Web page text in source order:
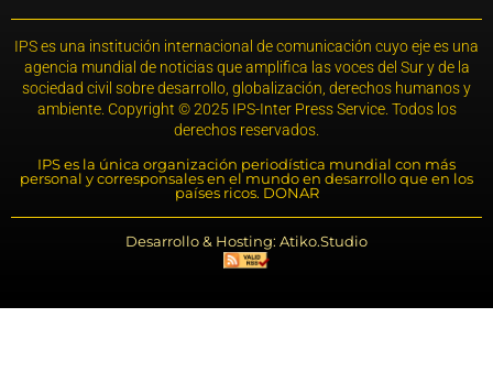
IPS es una institución internacional de comunicación cuyo eje es una
agencia mundial de noticias que amplifica las voces del Sur y de la
sociedad civil sobre desarrollo, globalización, derechos humanos y
ambiente. Copyright © 2025 IPS-Inter Press Service. Todos los
derechos reservados.
IPS es la única organización periodística mundial con más
personal y corresponsales en el mundo en desarrollo que en los
países ricos. DONAR
Desarrollo & Hosting: Atiko.Studio